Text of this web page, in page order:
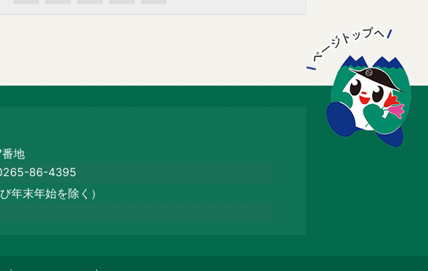
地
86-4395
年末年始を除く）